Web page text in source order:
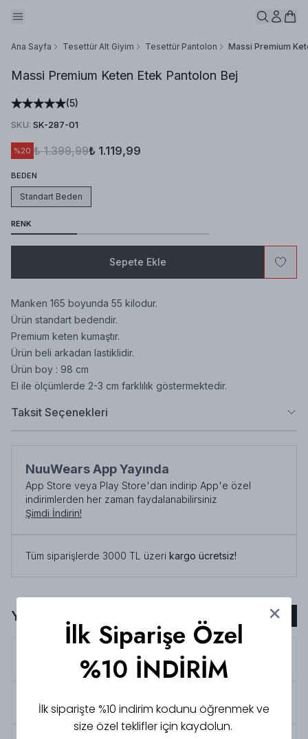
Ana Sayfa Tesettür Alt Giyim Tesettür Pantolon Massi Premium
Massi Premium Keten Etek Pantolon Bej
(5)
SKU: SK-287-01
%20 ₺ 1.399,99₺ 1.119,99
BEDEN
Standart Beden
RENK
Sepete Ekle
Manken 165 boyunda 55 kilodur.
Ürün standart bedendir.
Premium keten kumaştır.
Ürün beli arkadan lastiklidir.
Ürün boy : 98 cm
El ile ölçümlerde 2-3 cm farklılık göstermektedir.
Taksit Seçenekleri
NuuWears App Yayında
App Store veya Play Store'dan indirip App'e özel
indirimlerden her zaman faydalanabilirsiniz
Şimdi İndirin!
Tüm siparişlerde 3000 TL üzeri kargo ücretsiz!
Yorumlar Yorum Ekle
İlk Siparişe Özel
%10 İNDİRİM
İlk siparişte %10 indirim kodunu öğrenmek ve
size özel teklifler için kaydolun.